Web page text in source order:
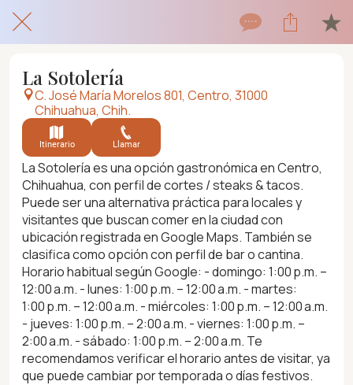
La Sotolería
C. José María Morelos 801, Centro, 31000
Chihuahua, Chih.
Itinerario Llamar
La Sotolería es una opción gastronómica en Centro,
Chihuahua, con perfil de cortes / steaks & tacos.
Puede ser una alternativa práctica para locales y
visitantes que buscan comer en la ciudad con
ubicación registrada en Google Maps. También se
clasifica como opción con perfil de bar o cantina.
Horario habitual según Google: - domingo: 1:00 p.m. –
12:00 a.m. - lunes: 1:00 p.m. – 12:00 a.m. - martes:
1:00 p.m. – 12:00 a.m. - miércoles: 1:00 p.m. – 12:00 a.m.
- jueves: 1:00 p.m. – 2:00 a.m. - viernes: 1:00 p.m. –
2:00 a.m. - sábado: 1:00 p.m. – 2:00 a.m. Te
recomendamos verificar el horario antes de visitar, ya
que puede cambiar por temporada o días festivos.